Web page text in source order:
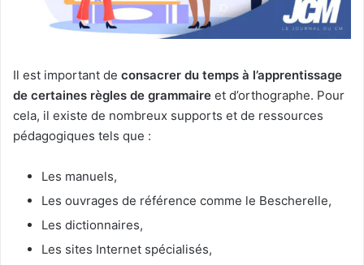
Il est important de consacrer du temps à l’apprentissage
de certaines règles de grammaire et d’orthographe. Pour
cela, il existe de nombreux supports et de ressources
pédagogiques tels que :
Les manuels,
Les ouvrages de référence comme le Bescherelle,
Les dictionnaires,
Les sites Internet spécialisés,